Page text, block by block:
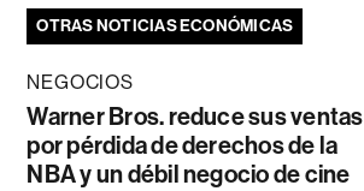
OTRAS NOTICIAS ECONÓMICAS
NEGOCIOS
Warner Bros. reduce sus ventas
por pérdida de derechos de la
NBA y un débil negocio de cine